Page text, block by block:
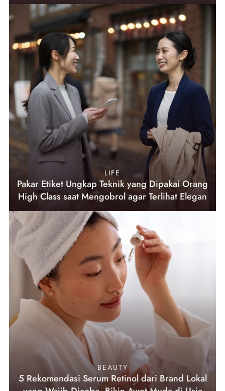
LIFE
Pakar Etiket Ungkap Teknik yang Dipakai Orang
High Class saat Mengobrol agar Terlihat Elegan
BEAUTY
5 Rekomendasi Serum Retinol dari Brand Lokal